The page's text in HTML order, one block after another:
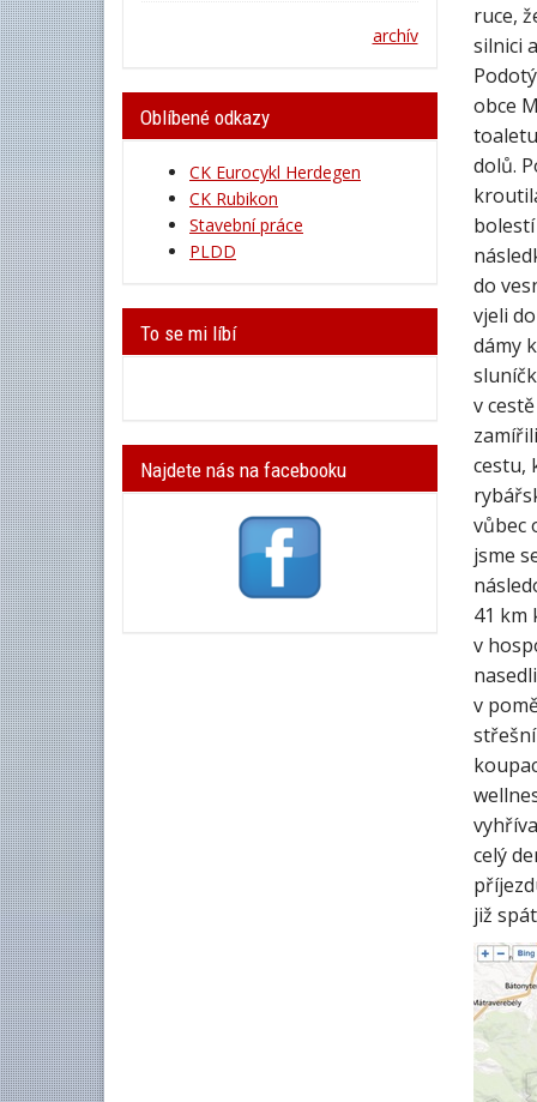
ruce,
silnici
obce
dolů.
do
vjeli
dámy
v
cestu,
vůbec
jsme
41 km
v
v
celý
již
archív
Oblíbené odkazy
CK Eurocykl Herdegen
CK Rubikon
Stavební práce
PLDD
To se mi líbí
Najdete nás na facebooku